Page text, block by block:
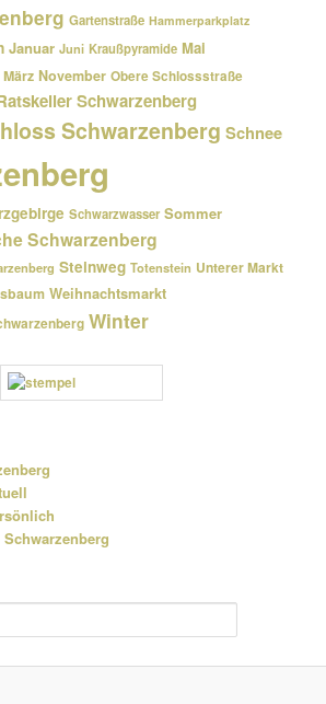
Gartenstraße Hammerparkplatz
Januar Juni Kraußpyramide Mai
März November Obere Schlossstraße
Schwarzenberg
Schwarzenberg Schnee
Schwarzwasser Sommer
Schwarzenberg
Steinweg Totenstein Unterer Markt
Weihnachtsmarkt
Winter